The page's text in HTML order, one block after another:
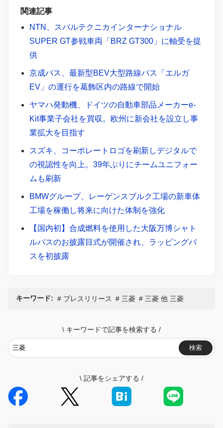
関連記事
NTN、スバルテクニカインターナショナル
SUPER GT参戦車両「BRZ GT300」に軸受を提
供
京成バス、最新型BEV大型路線バス「エルガ
EV」の運行を葛飾区内の路線で開始
ヤマハ発動機、ドイツの自動車部品メーカーe-
Kit事業子会社を買収。欧州に新会社を設立し事
業拡大を目指す
スズキ、コーポレートロゴを刷新しデジタルで
の視認性を向上。39年ぶりにチームユニフォー
ムも刷新
BMWグループ、レーゲンスブルク工場の新車体
工場を稼働し将来に向けた体制を強化
【国内初】合成燃料を使用した大阪万博シャト
ルバスのお披露目式が開催され、ラッピングバ
スを初披露
キーワード: プレスリリース 三菱 三菱 他 三菱
\ キーワードで記事を検索する /
検索
\ 記事をシェアする /